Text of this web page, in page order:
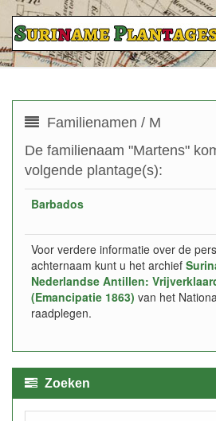
Familienamen / M
De familienaam "Martens"
volgende plantage(s):
Barbados
Voor verdere informatie over de
achternaam kunt u het archief
Nederlandse Antillen:
(Emancipatie 1863) van het
raadplegen.
Zoeken